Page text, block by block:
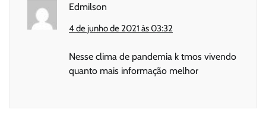
Edmilson
4 de junho de 2021 às 03:32
Nesse clima de pandemia k tmos vivendo
quanto mais informação melhor